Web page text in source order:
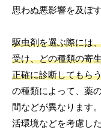
思わぬ悪影響を及ぼ
駆虫剤を選ぶ際には
受け、どの種類の寄
正確に診断してもら
の種類によって、薬
間などが異なります
活環境などを考慮し